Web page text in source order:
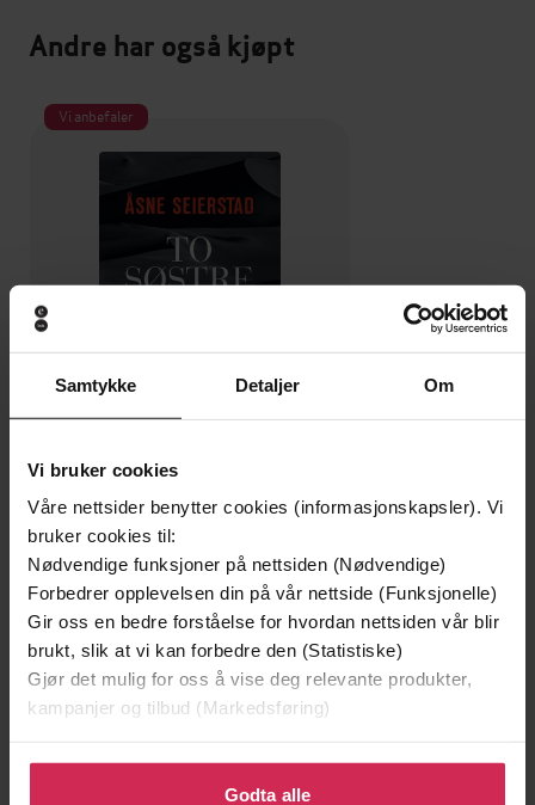
Samtykke Detaljer Om
Vi bruker cookies
Våre nettsider benytter cookies (informasjonskapsler). Vi
bruker cookies til:
Nødvendige funksjoner på nettsiden (Nødvendige)
Forbedrer opplevelsen din på vår nettside (Funksjonelle)
Gir oss en bedre forståelse for hvordan nettsiden vår blir
brukt, slik at vi kan forbedre den (Statistiske)
Gjør det mulig for oss å vise deg relevante produkter,
kampanjer og tilbud (Markedsføring)
Klikk på «Godta alle» for å gi oss ditt samtykke til å
bruke cookies for alle disse formålene. Du kan også
Godta alle
Andre har også kjøpt
Vi anbefaler
249,-
To søstre
Åsne Seierstad
EBOK
Undertittel en vegg av krim
Cappelen Damm akademisk